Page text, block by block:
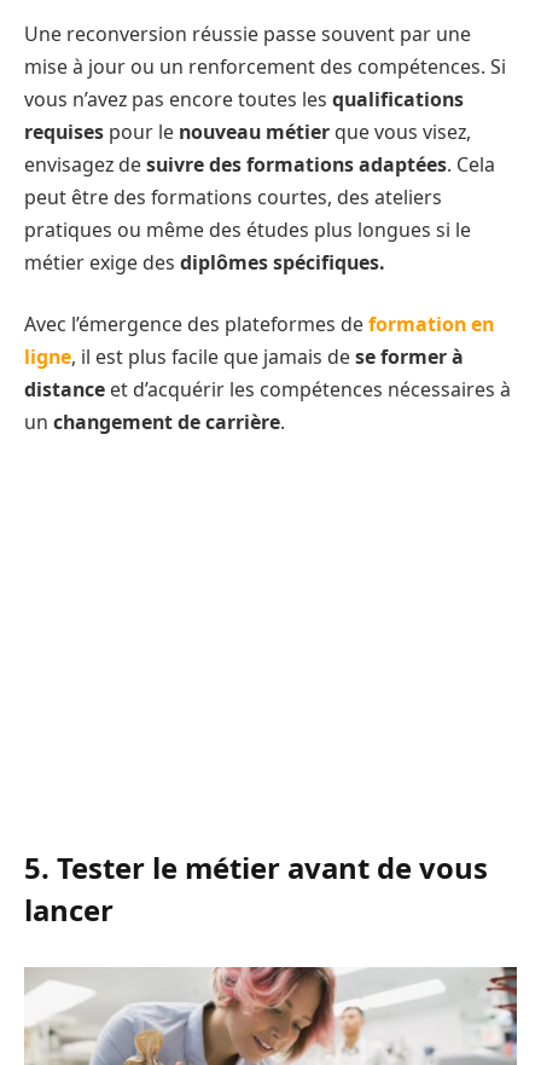
Une reconversion réussie passe souvent par une
mise à jour ou un renforcement des compétences. Si
vous n’avez pas encore toutes les qualifications
requises pour le nouveau métier que vous visez,
envisagez desuivre des formations adaptées. Cela
peut être des formations courtes, des ateliers
pratiques ou même des études plus longues si le
métier exige des diplômes spécifiques.
Avec l’émergence des plateformes deformation en
ligne, il est plus facile que jamais dese former à
distance et d’acquérir les compétences nécessaires à
un changement de carrière.
5. Tester le métier avant de vous
lancer